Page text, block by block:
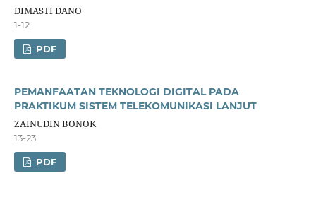
DIMASTI DANO
1-12
PDF
PEMANFAATAN TEKNOLOGI DIGITAL PADA
PRAKTIKUM SISTEM TELEKOMUNIKASI LANJUT
ZAINUDIN BONOK
13-23
PDF